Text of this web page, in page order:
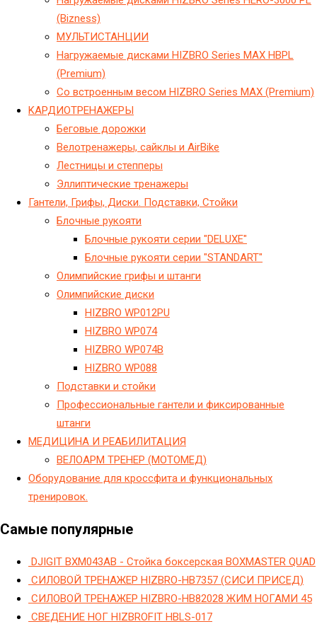
(Bizness)
МУЛЬТИСТАНЦИИ
Нагружаемые дисками HIZBRO Series MAX HBPL
(Premium)
Со встроенным весом HIZBRO Series MAX (Premium)
KАРДИОТРЕНАЖЕРЫ
Беговые дорожки
Велотренажеры, сайклы и AirBike
Лестницы и степперы
Эллиптические тренажеры
Гантели, Грифы, Диски. Подставки, Стойки
Блочные рукояти
Блочные рукояти серии "DELUXE"
Блочные рукояти серии "STANDART"
Олимпийские грифы и штанги
Олимпийские диски
HIZBRO WP012PU
HIZBRO WP074
HIZBRO WP074B
HIZBRO WP088
Подставки и стойки
Профессиональные гантели и фиксированные
штанги
МЕДИЦИНА И РЕАБИЛИТАЦИЯ
ВЕЛОАРМ ТРЕНЕР (МОТОМЕД)
Оборудование для кроссфита и функциональных
тренировок.
Самые популярные
DJIGIT BXM043AB - Стойка боксерская BOXMASTER QUAD
СИЛОВОЙ ТРЕНАЖЕР HIZBRO-HB7357 (СИСИ ПРИСЕД)
СИЛОВОЙ ТРЕНАЖЕР HIZBRO-HB82028 ЖИМ НОГАМИ 45
СВЕДЕНИЕ НОГ HIZBROFIT HBLS-017